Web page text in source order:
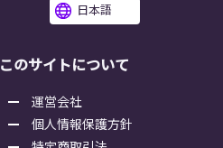
日本語
このサイトについて
運営会社
個人情報保護方針